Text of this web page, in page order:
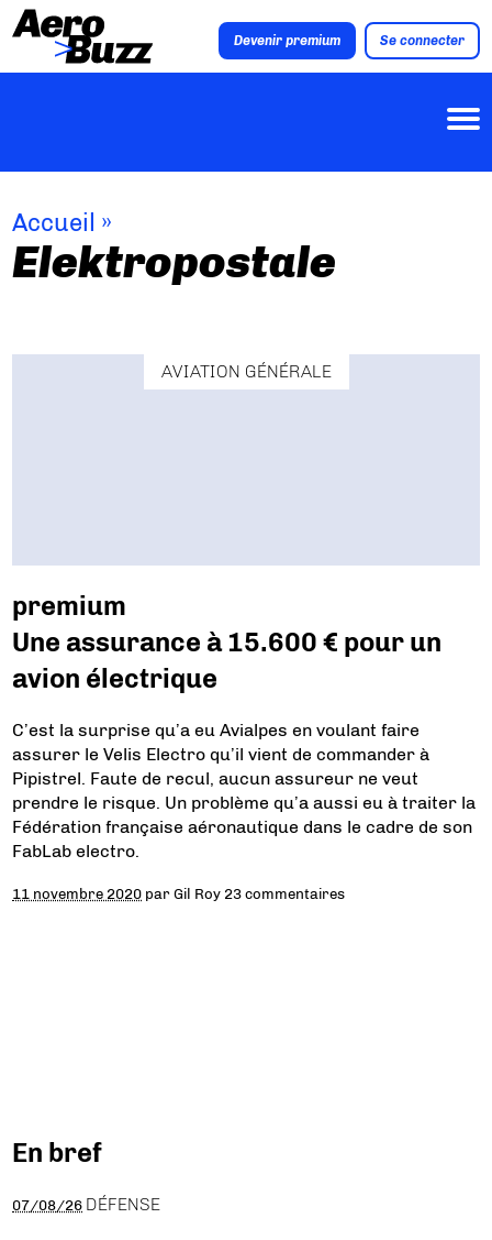
Devenir premium Se connecter
Accueil »
Elektropostale
AVIATION GÉNÉRALE
premium
Une assurance à 15.600 € pour un
avion électrique
C’est la surprise qu’a eu Avialpes en voulant faire
assurer le Velis Electro qu’il vient de commander à
Pipistrel. Faute de recul, aucun assureur ne veut
prendre le risque. Un problème qu’a aussi eu à traiter la
Fédération française aéronautique dans le cadre de son
FabLab electro.
11 novembre 2020 parGil Roy 23 commentaires
En bref
07/08/26 DÉFENSE